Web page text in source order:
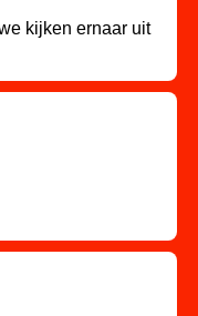
kijken ernaar uit